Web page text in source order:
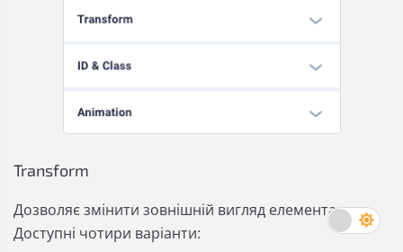
Transform
Дозволяє змінити зовнішній вигляд елемента.
Доступні чотири варіанти: